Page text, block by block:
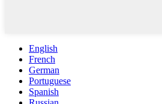
English
French
German
Portuguese
Spanish